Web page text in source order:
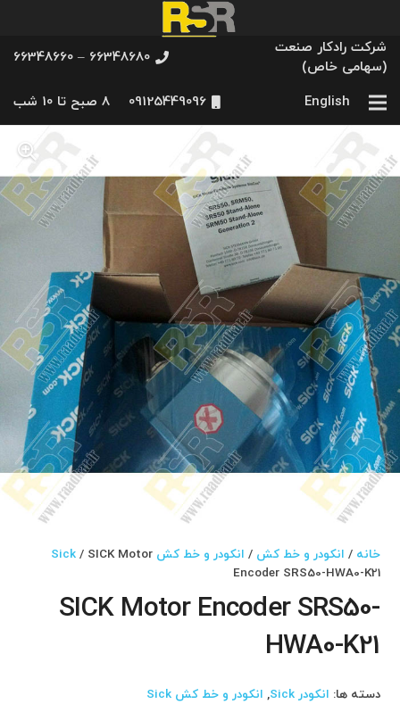
شرکت رادکار صنعت
(سهامی خاص)
66348680 – 66348660
English
09125449096 8 صبح تا 10 شب
خانه / انکودر و خط کش / انکودر و خط کش Sick/ SICK Motor
Encoder SRS50-HWA0-K21
SICK Motor Encoder SRS50-
HWA0-K21
دسته ها: انکودر Sick , انکودر و خط کش Sick